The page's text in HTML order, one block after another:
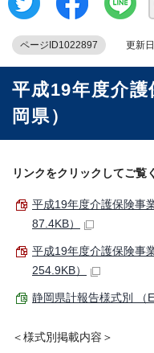
ページID1022897 更新日
平成19年度介
岡県）
リンクをクリックしてご覧
平成19年度介護保険事
87.4KB）
平成19年度介護保険事
254.9KB）
静岡県計報告様式別 （
＜様式別掲載内容＞